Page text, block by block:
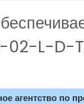
02-L-D-
агентство по